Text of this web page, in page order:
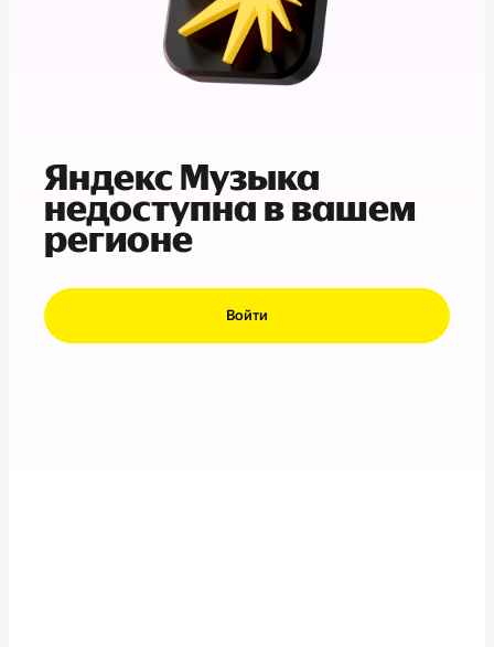
Яндекс Музыка
недоступна в вашем
регионе
Войти